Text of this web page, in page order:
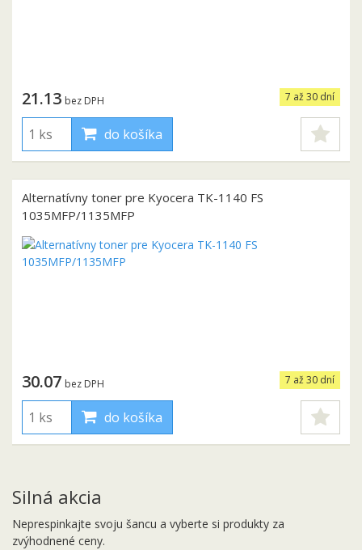
7 až 30 dní
21.13 bez DPH
do košíka
Alternatívny toner pre Kyocera TK-1140 FS
1035MFP/1135MFP
7 až 30 dní
30.07 bez DPH
do košíka
Silná akcia
Neprespinkajte svoju šancu a vyberte si produkty za
zvýhodnené ceny.